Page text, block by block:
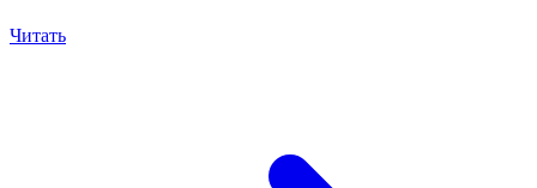
Читать